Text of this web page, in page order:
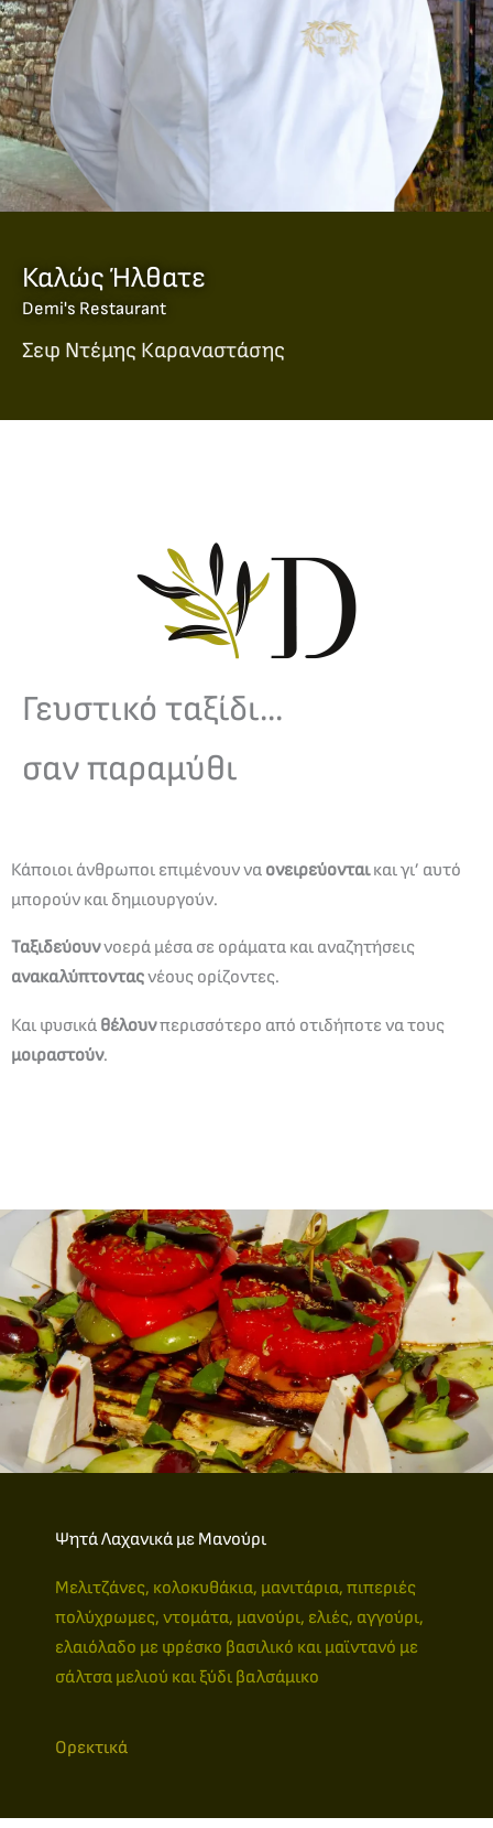
Καλώς Ήλθατε
Demi's Restaurant
Σεφ Ντέμης Καραναστάσης
Γευστικό ταξίδι...
σαν παραμύθι
Κάποιοι άνθρωποι επιμένουν να ονειρεύονταικαι γι’ αυτό
μπορούν και δημιουργούν.
Ταξιδεύουννοερά μέσα σε οράματα και αναζητήσεις
ανακαλύπτονταςνέους ορίζοντες.
Και φυσικά θέλουνπερισσότερο από οτιδήποτε να τους
μοιραστούν.
Ψητά Λαχανικά με Μανούρι
Μελιτζάνες, κολοκυθάκια, μανιτάρια, πιπεριές
πολύχρωμες, ντομάτα, μανούρι, ελιές, αγγούρι,
ελαιόλαδο με φρέσκο βασιλικό και μαϊντανό με
σάλτσα μελιού και ξύδι βαλσάμικο
Ορεκτικά